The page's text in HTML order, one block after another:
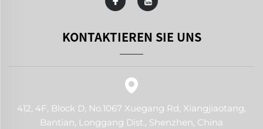
KONTAKTIEREN SIE UNS
412, 4F, Block D, No.1067 Xuegang Rd, Xiangjiaotang,
Bantian, Longgang Dist., Shenzhen, China